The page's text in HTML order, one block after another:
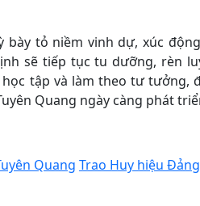
bày tỏ niềm vinh dự, xúc
sẽ tiếp tục tu dưỡng, rèn
tập và làm theo tư tưởng,
Quang ngày càng phát
Quang Trao Huy hiệu Đảng